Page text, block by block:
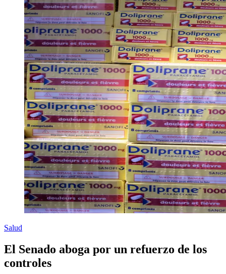
Salud
El Senado aboga por un refuerzo de los
controles